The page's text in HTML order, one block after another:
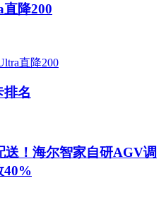
降200
排名
！海尔智家自研AGV调
40%